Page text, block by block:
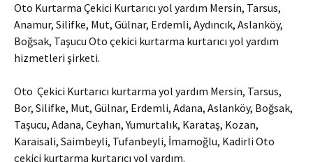
Oto Kurtarma Çekici Kurtarıcı yol yardım Mersin, Tarsus,
Anamur, Silifke, Mut, Gülnar, Erdemli, Aydıncık, Aslanköy,
Boğsak, Taşucu Oto çekici kurtarma kurtarıcı yol yardım
hizmetleri şirketi.
Oto Çekici Kurtarıcı kurtarma yol yardım Mersin, Tarsus,
Bor, Silifke, Mut, Gülnar, Erdemli, Adana, Aslanköy, Boğsak,
Taşucu, Adana, Ceyhan, Yumurtalık, Karataş, Kozan,
Karaisali, Saimbeyli, Tufanbeyli, İmamoğlu, Kadirli Oto
çekici kurtarma kurtarıcı yol yardım.